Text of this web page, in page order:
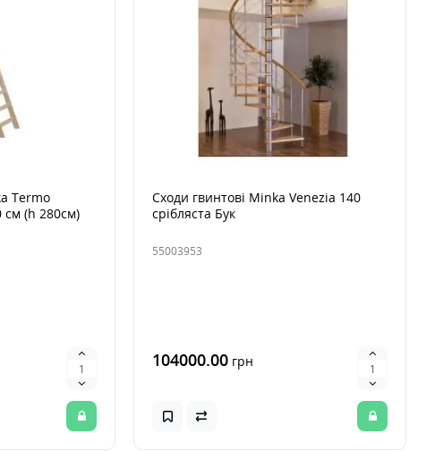
Termo
см (h 280см)
Сходи гвинтові Minka Venezia 140
срібляста Бук
55003953
104000.00 грн